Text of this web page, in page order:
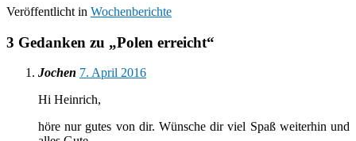
Veröffentlicht in Wochenberichte
3 Gedanken zu „Polen erreicht“
Jochen 7. April 2016
Hi Heinrich,
höre nur gutes von dir. Wünsche dir viel Spaß weiterhin und